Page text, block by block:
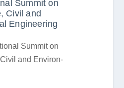
Summit on
Civil and
Engineering
Sum­mit on
and Envi­ron­